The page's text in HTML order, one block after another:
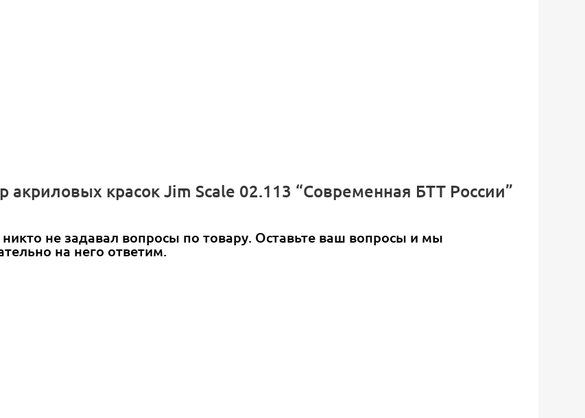
красок Jim Scale 02.113 “Современная БТТ России”
не задавал вопросы по товару. Оставьте ваш вопросы и мы
на него ответим.